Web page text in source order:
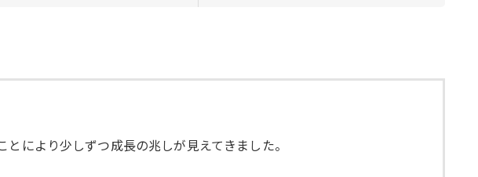
により少しずつ成長の兆しが見えてきました。